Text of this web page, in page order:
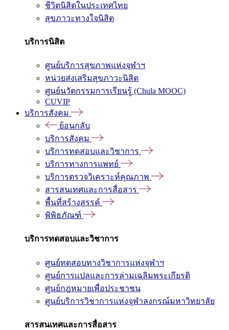
ชีวิตนิสิตในประเทศไทย
สุขภาวะทางใจนิสิต
บริการนิสิต
ศูนย์บริการสุขภาพแห่งจุฬาฯ
หน่วยส่งเสริมสุขภาวะนิสิต
ศูนย์นวัตกรรมการเรียนรู้ (Chula MOOC)
CUVIP
บริการสังคม
ย้อนกลับ
บริการสังคม
บริการทดสอบและวิชาการ
บริการทางการแพทย์
บริการตรวจวิเคราะห์คุณภาพ
สารสนเทศและการสื่อสาร
พื้นที่สร้างสรรค์
พิพิธภัณฑ์
บริการทดสอบและวิชาการ
ศูนย์ทดสอบทางวิชาการแห่งจุฬาฯ
ศูนย์การแปลและการล่ามเฉลิมพระเกียรติ
ศูนย์กฎหมายเพื่อประชาชน
ศูนย์บริการวิชาการแห่งจุฬาลงกรณ์มหาวิทยาลัย
สารสนเทศและการสื่อสาร